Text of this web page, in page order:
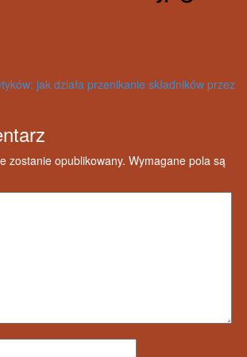
jak działa przenikanie składników przez
zostanie opublikowany. Wymagane pola są